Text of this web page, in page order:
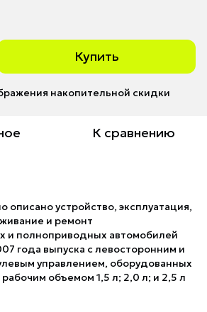
Купить
накопительной скидки
К сравнению
описано устройство, эксплуатация,
и ремонт
и полноприводных автомобилей
года выпуска с левосторонним и
управлением, оборудованных
объемом 1,5 л; 2,0 л; и 2,5 л